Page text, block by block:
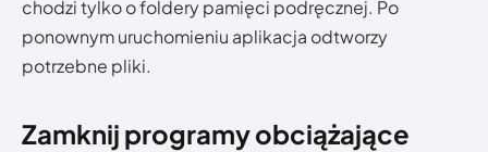
chodzi tylko o foldery pamięci podręcznej. Po
ponownym uruchomieniu aplikacja odtworzy
potrzebne pliki.
Zamknij programy obciążające